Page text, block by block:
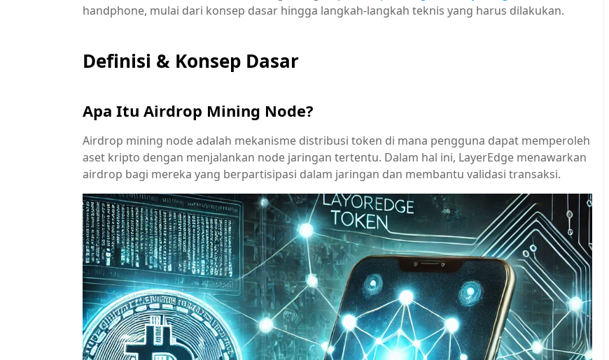
handphone, mulai dari konsep dasar hingga langkah-langkah teknis yang harus dilakukan.
Definisi & Konsep Dasar
Apa Itu Airdrop Mining Node?
Airdrop mining node adalah mekanisme distribusi token di mana pengguna dapat memperoleh
aset kripto dengan menjalankan node jaringan tertentu. Dalam hal ini, LayerEdge menawarkan
airdrop bagi mereka yang berpartisipasi dalam jaringan dan membantu validasi transaksi.